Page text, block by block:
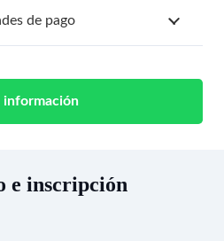
de pago
información
e inscripción